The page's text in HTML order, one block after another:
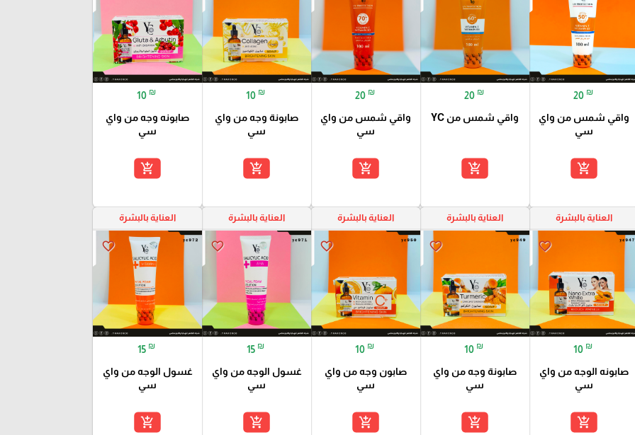
20 ₪
واقي شمس من واي
سي
add_shopping_cart
20 ₪
واقي شمس من YC
add_shopping_cart
20 ₪
واقي شمس من واي
سي
add_shopping_cart
10 ₪
صابونة وجه من واي
سي
add_shopping_cart
10 ₪
صابونه وجه من واي
سي
add_shopping_cart
العناية بالبشرة
favorite_border
10 ₪
صابونه الوجه من واي
سي
add_shopping_cart
العناية بالبشرة
favorite_border
10 ₪
صابونة وجه من واي
سي
add_shopping_cart
العناية بالبشرة
favorite_border
10 ₪
صابون وجه من واي
سي
add_shopping_cart
العناية بالبشرة
favorite_border
15 ₪
غسول الوجه من واي
سي
add_shopping_cart
العناية بالبشرة
favorite_border
15 ₪
غسول الوجه من واي
سي
add_shopping_cart